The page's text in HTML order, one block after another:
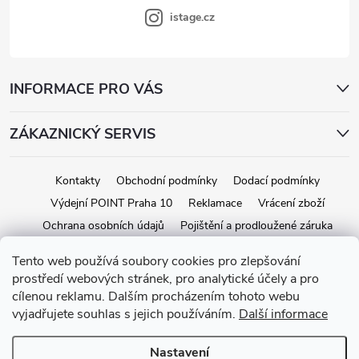
Tento web používá soubory cookies pro zlepšování
prostředí webových stránek, pro analytické účely a pro
cílenou reklamu. Dalším procházením tohoto webu
vyjadřujete souhlas s jejich používáním. Další informace
Nastavení
istage.cz
INFORMACE PRO VÁS
ZÁKAZNICKÝ SERVIS
Kontakty Obchodní podmínky
Dodací podmínky
Výdejní POINT Praha 10
Reklamace
Vrácení zboží
Ochrana osobních údajů
Pojištění a prodloužené záruka
Vytvořil Shoptet
Copyright 2026iStage.cz. Všechna práva vyhrazena.Upravit nastavení
cookies